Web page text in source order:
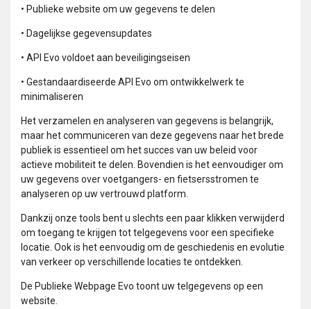
• Publieke website om uw gegevens te delen
• Dagelijkse gegevensupdates
• API Evo voldoet aan beveiligingseisen
• Gestandaardiseerde API Evo om ontwikkelwerk te
minimaliseren
Het verzamelen en analyseren van gegevens is belangrijk,
maar het communiceren van deze gegevens naar het brede
publiek is essentieel om het succes van uw beleid voor
actieve mobiliteit te delen. Bovendien is het eenvoudiger om
uw gegevens over voetgangers- en fietsersstromen te
analyseren op uw vertrouwd platform.
Dankzij onze tools bent u slechts een paar klikken verwijderd
om toegang te krijgen tot telgegevens voor een specifieke
locatie. Ook is het eenvoudig om de geschiedenis en evolutie
van verkeer op verschillende locaties te ontdekken.
De Publieke Webpage Evo toont uw telgegevens op een
website.